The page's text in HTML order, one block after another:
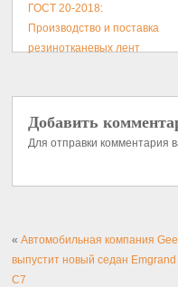
ГОСТ 20-2018:
Производство и поставка
резинотканевых лент
Добавить
Для отправки комментария
«Автомобильная компания
выпустит новый седан Emgrand
C7